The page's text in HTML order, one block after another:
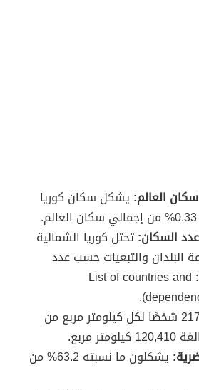
العالم: يشكل سكان كوريا
السكان:تحتل كوريا الشمالية
قائمة البلدان والتبعيات حسب عدد
السكان (بالإنجليزية: List of countries and
217 شخصًا لكل كيلومتر مربع من
مربع.
يشكلون ما نسبته 63.2% من